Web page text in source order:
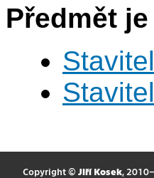
Předmět
Copyright © Jiří Kosek,